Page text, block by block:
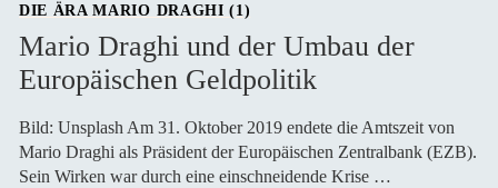
DIE ÄRA MARIO DRAGHI (1)
Mario Draghi und der Umbau der
Europäischen Geldpolitik
Bild: Unsplash Am 31. Oktober 2019 endete die Amtszeit von
Mario Draghi als Präsident der Europäischen Zentralbank (EZB).
Sein Wirken war durch eine einschneidende Krise …